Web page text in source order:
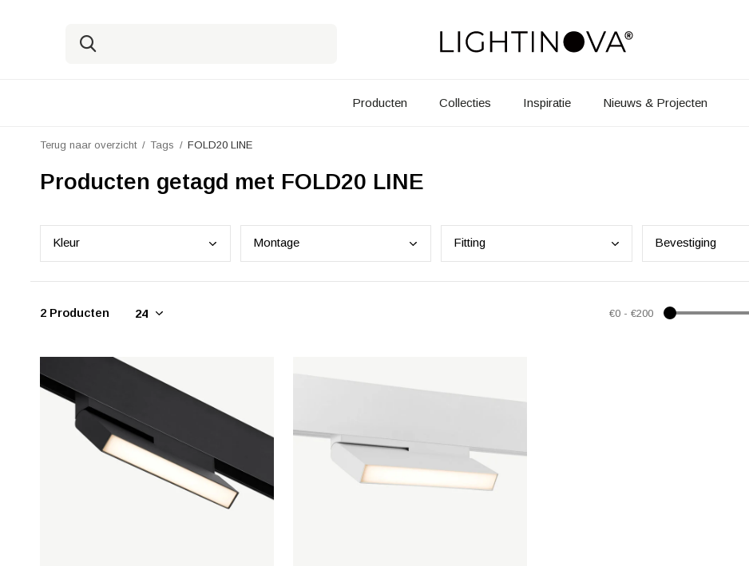
Producten Collecties Inspiratie Nieuws & Projecten
Terug naar overzicht Tags FOLD20 LINE
Producten getagd met FOLD20 LINE
Kleur Montage Fitting Bevestiging
2 Producten €0- €200